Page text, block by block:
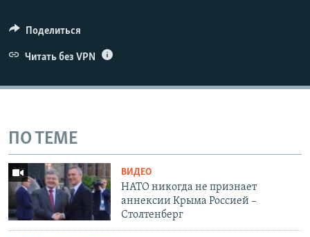
Поделиться
Читать без VPN
ПО ТЕМЕ
ВИДЕО
НАТО никогда не признает
аннексии Крыма Россией –
Столтенберг